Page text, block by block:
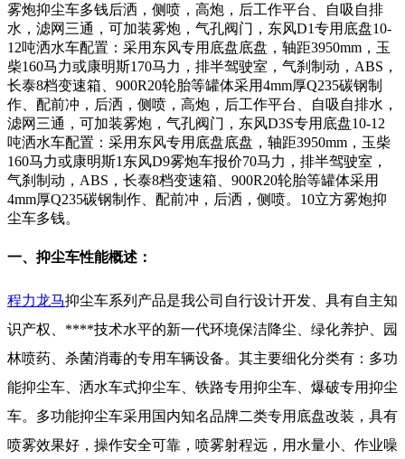
雾炮抑尘车多钱后洒，侧喷，高炮，后工作平台、自吸自排
水，滤网三通，可加装雾炮，气孔阀门，东风D1专用底盘10-
12吨洒水车配置：采用东风专用底盘底盘，轴距3950mm，玉
柴160马力或康明斯170马力，排半驾驶室，气刹制动，ABS，
长泰8档变速箱、900R20轮胎等罐体采用4mm厚Q235碳钢制
作、配前冲，后洒，侧喷，高炮，后工作平台、自吸自排水，
滤网三通，可加装雾炮，气孔阀门，东风D3S专用底盘10-12
吨洒水车配置：采用东风专用底盘底盘，轴距3950mm，玉柴
160马力或康明斯1东风D9雾炮车报价70马力，排半驾驶室，
气刹制动，ABS，长泰8档变速箱、900R20轮胎等罐体采用
4mm厚Q235碳钢制作、配前冲，后洒，侧喷。10立方雾炮抑
尘车多钱。
一、抑尘车性能概述：
程力龙马抑尘车系列产品是我公司自行设计开发、具有自主知
识产权、****技术水平的新一代环境保洁降尘、绿化养护、园
林喷药、杀菌消毒的专用车辆设备。其主要细化分类有：多功
能抑尘车、洒水车式抑尘车、铁路专用抑尘车、爆破专用抑尘
车。多功能抑尘车采用国内知名品牌二类专用底盘改装，具有
喷雾效果好，操作安全可靠，喷雾射程远，用水量小、作业噪